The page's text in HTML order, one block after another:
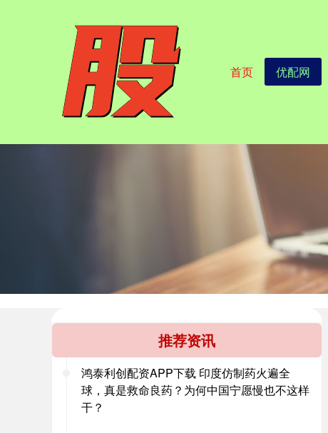
首页 优配网
推荐资讯
鸿泰利创配资APP下载 印度仿制药火遍全
球，真是救命良药？为何中国宁愿慢也不这样
干？